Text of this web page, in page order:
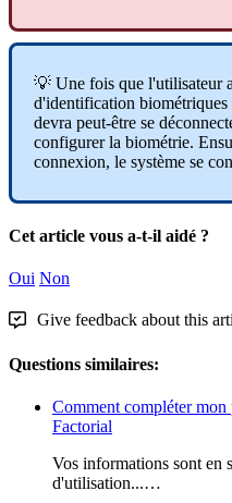
 Une fois que l'utilisateur a
d'identification biométriques
devra peut-être se dé
configurer la biométrie.
connexion, le système se
Cet article vous a-t-il aidé ?
Oui Non
Give feedback about this
Questions similaires:
Comment compléter
Factorial
Vos informations sont en
d'utilisation...…